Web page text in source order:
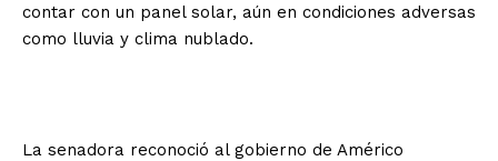
contar con un panel solar, aún en condiciones adversas
como lluvia y clima nublado.
La senadora reconoció al gobierno de Américo